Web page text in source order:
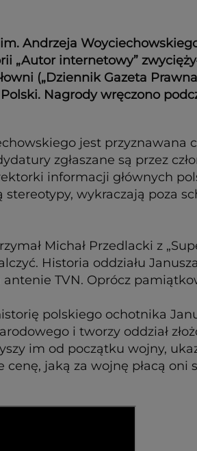
Andrzeja
„Autor internetowy”
(„Dziennik Gazeta
Nagrody wręczono
jest
zgłaszane są przez
informacji głównych
wykraczają poza
Michał Przedlacki z
Historia oddziału
TVN. Oprócz
polskiego ochotnika
i tworzy oddział
im od początku wojny,
jaką za wojnę płacą oni